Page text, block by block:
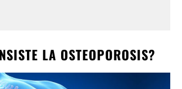
LA OSTEOPOROSIS?